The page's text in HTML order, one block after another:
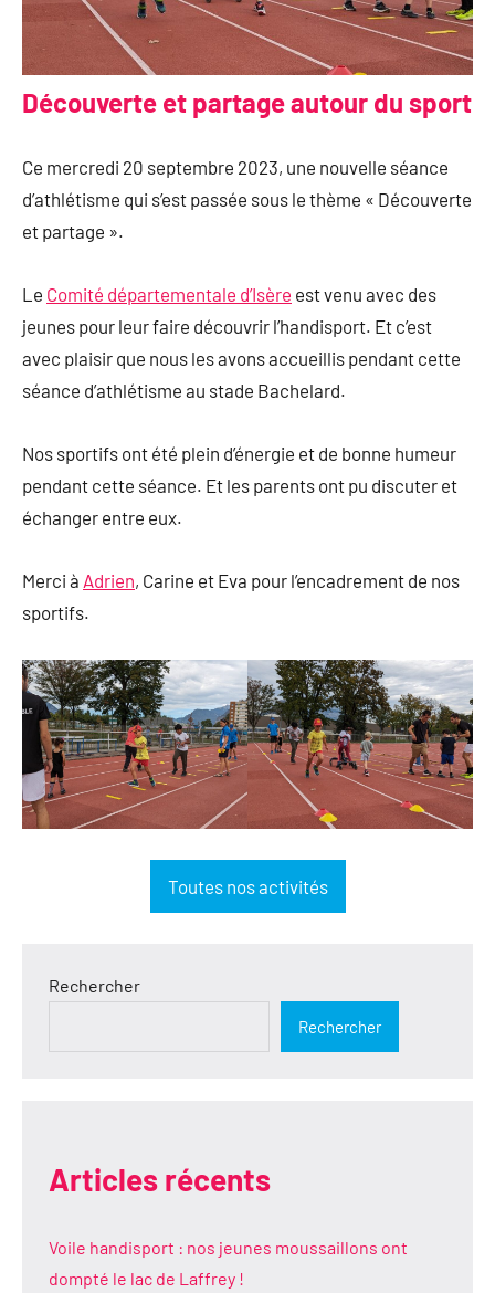
Découverte et partage autour du sport
Ce mercredi 20 septembre 2023, une nouvelle séance
d’athlétisme qui s’est passée sous le thème « Découverte
et partage ».
Le Comité départementale d’Isère est venu avec des
jeunes pour leur faire découvrir l’handisport. Et c’est
avec plaisir que nous les avons accueillis pendant cette
séance d’athlétisme au stade Bachelard.
Nos sportifs ont été plein d’énergie et de bonne humeur
pendant cette séance. Et les parents ont pu discuter et
échanger entre eux.
Merci à Adrien, Carine et Eva pour l’encadrement de nos
sportifs.
Toutes nos activités
Rechercher
Rechercher
Articles récents
Voile handisport : nos jeunes moussaillons ont
dompté le lac de Laffrey !